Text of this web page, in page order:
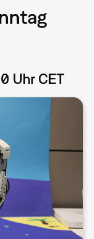
Uhr CET